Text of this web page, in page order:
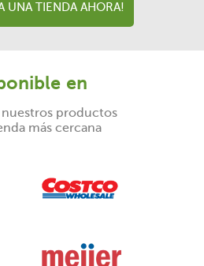
UNA TIENDA AHORA!
en
nuestros productos
más cercana